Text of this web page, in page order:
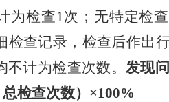
为检查1次；无特定检
检查记录，检查后作出
计为检查次数。 发现
总检查次数）×100%